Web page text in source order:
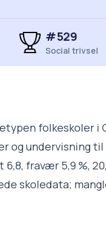
#529
Social trivsel
folkeskoler i
og undervisning til
fravær 5,9 %,
skoledata;